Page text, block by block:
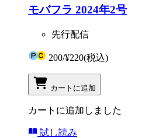
モバフラ 2024年2号
先行配信
200/¥220(税込)
カートに追加
カートに追加しました
試し読み